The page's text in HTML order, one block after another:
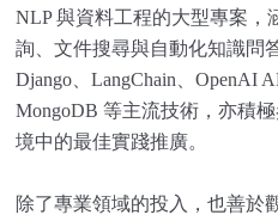
NLP 與資料工程的大型專案，
詢、文件搜尋與自動化知識問
Django、LangChain、OpenAI
MongoDB 等主流技術，亦積
境中的最佳實踐推廣。
除了專業領域的投入，也善於